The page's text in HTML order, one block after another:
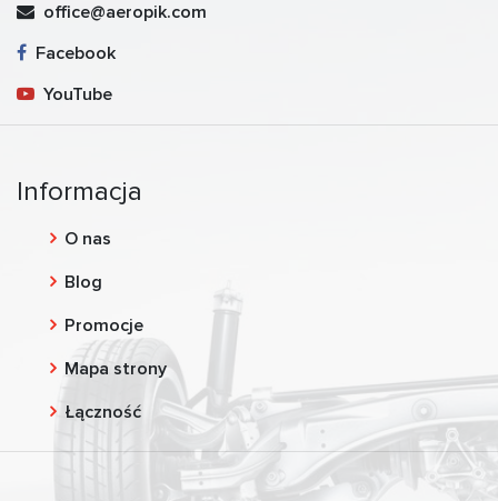
office@aeropik.com
Facebook
YouTube
Informacja
O nas
Blog
Promocje
Mapa strony
Łączność